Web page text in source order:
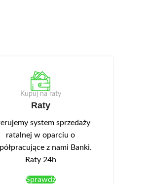
Kupuj na raty
Raty
system sprzedaży
ratalnej w oparciu o
z nami Banki.
Raty 24h
Sprawdź